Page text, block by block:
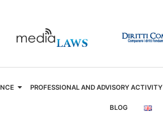
PROFESSIONAL AND ADVISORY ACTIVITY
BLOG